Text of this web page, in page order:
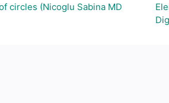
circles (Nicoglu Sabina MD